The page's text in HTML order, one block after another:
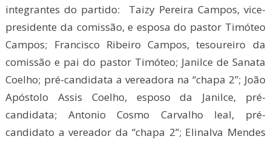
integrantes do partido: Taizy Pereira Campos, vice-
presidente da comissão, e esposa do pastor Timóteo
Campos; Francisco Ribeiro Campos, tesoureiro da
comissão e pai do pastor Timóteo; Janilce de Sanata
Coelho; pré-candidata a vereadora na “chapa 2”; João
Apóstolo Assis Coelho, esposo da Janilce, pré-
candidata; Antonio Cosmo Carvalho leal, pré-
candidato a vereador da “chapa 2”; Elinalva Mendes